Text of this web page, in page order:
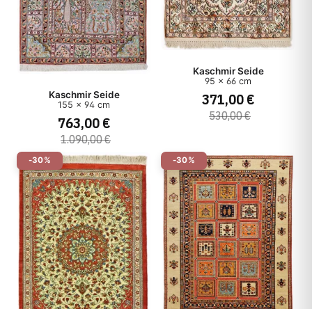
Kaschmir Seide
155 x 94 cm
763,00 €
1.090,00 €
Kaschmir Seide
95 x 66 cm
371,00 €
530,00 €
-30% -30%